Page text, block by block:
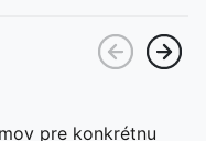
pre konkrétnu